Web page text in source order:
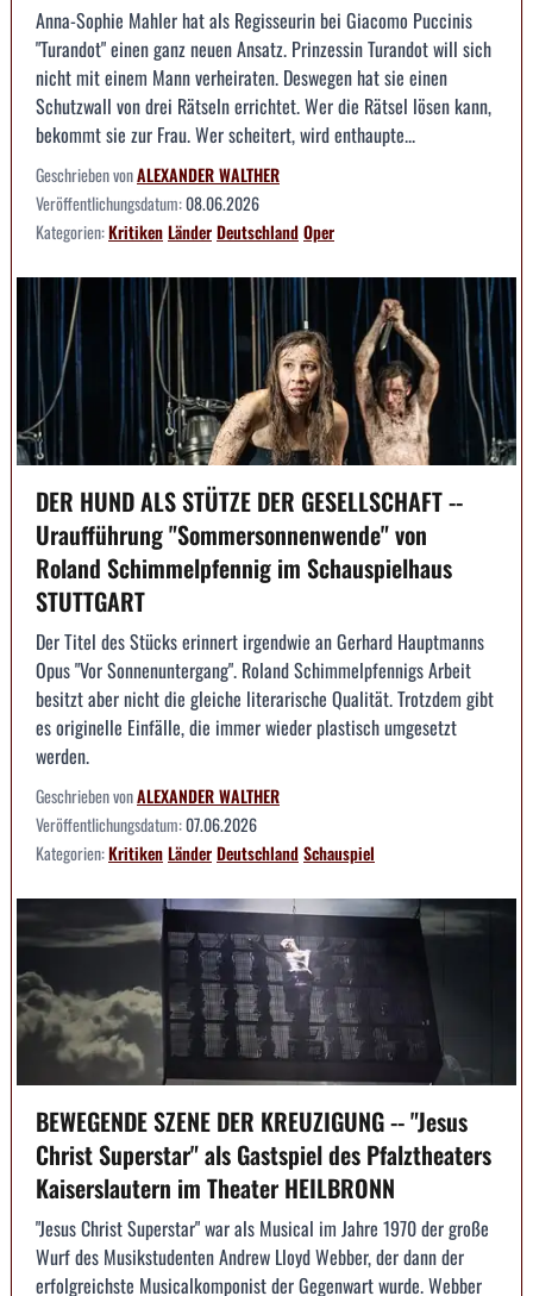
Anna-Sophie Mahler hat als Regisseurin bei Giacomo Puccinis
"Turandot" einen ganz neuen Ansatz. Prinzessin Turandot will sich
nicht mit einem Mann verheiraten. Deswegen hat sie einen
Schutzwall von drei Rätseln errichtet. Wer die Rätsel lösen kann,
bekommt sie zur Frau. Wer scheitert, wird enthaupte...
Geschrieben vonALEXANDER WALTHER
Veröffentlichungsdatum:08.06.2026
Kategorien:KritikenLänderDeutschlandOper
DER HUND ALS STÜTZE DER GESELLSCHAFT --
Uraufführung "Sommersonnenwende" von
Roland Schimmelpfennig im Schauspielhaus
STUTTGART
Der Titel des Stücks erinnert irgendwie an Gerhard Hauptmanns
Opus "Vor Sonnenuntergang". Roland Schimmelpfennigs Arbeit
besitzt aber nicht die gleiche literarische Qualität. Trotzdem gibt
es originelle Einfälle, die immer wieder plastisch umgesetzt
werden.
Geschrieben vonALEXANDER WALTHER
Veröffentlichungsdatum:07.06.2026
Kategorien:KritikenLänderDeutschlandSchauspiel
BEWEGENDE SZENE DER KREUZIGUNG -- "Jesus
Christ Superstar" als Gastspiel des Pfalztheaters
Kaiserslautern im Theater HEILBRONN
"Jesus Christ Superstar" war als Musical im Jahre 1970 der große
Wurf des Musikstudenten Andrew Lloyd Webber, der dann der
erfolgreichste Musicalkomponist der Gegenwart wurde. Webber